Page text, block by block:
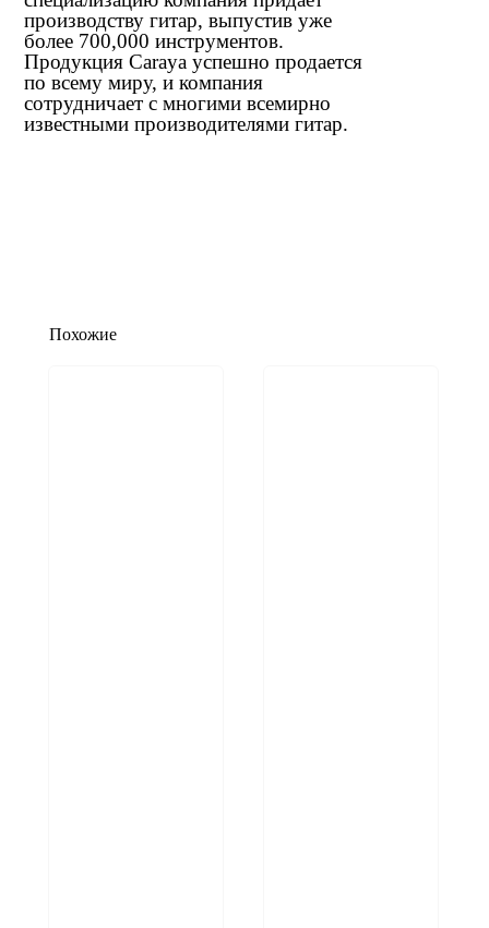
производству гитар, выпустив уже
более 700,000 инструментов.
Продукция Caraya успешно продается
по всему миру, и компания
сотрудничает с многими всемирно
известными производителями гитар.
Похожие